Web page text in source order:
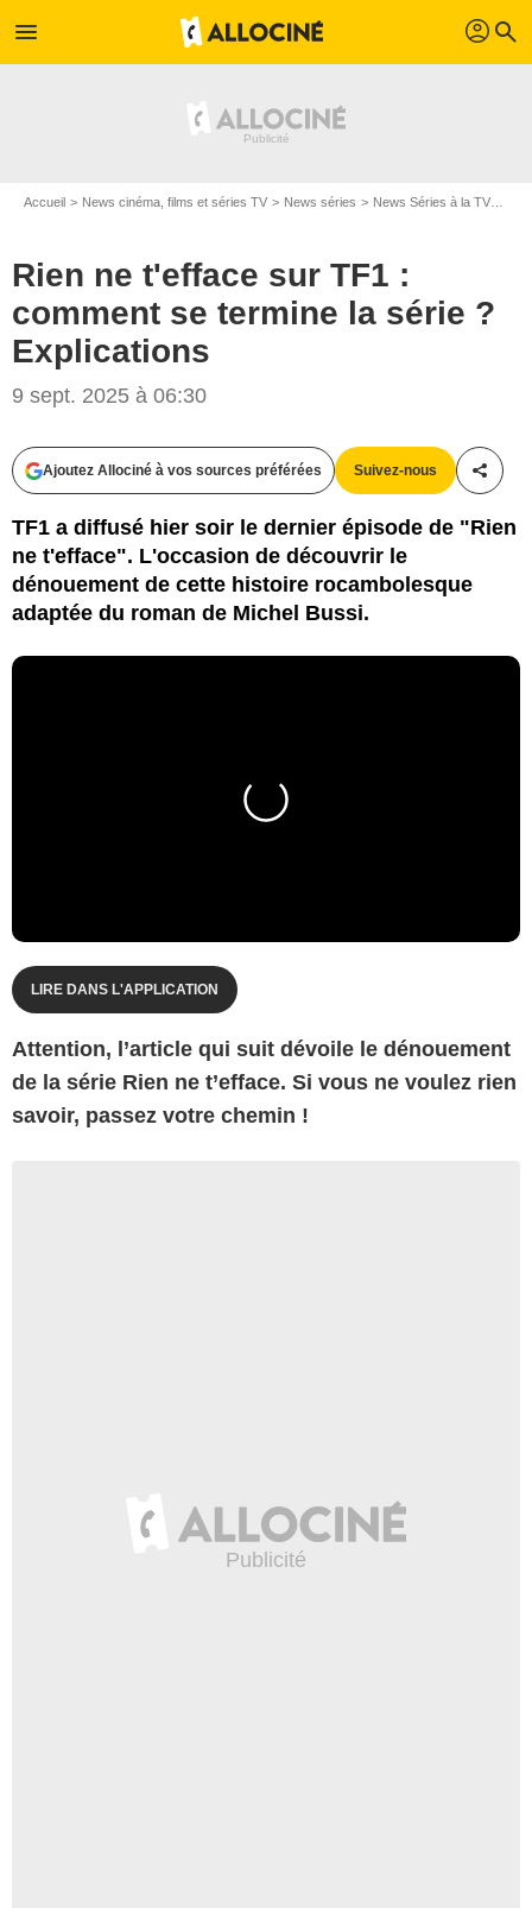
menu profil search
Accueil News cinéma, films et séries TV News séries News Séries à la TV
Rien ne t'efface sur TF1 :
comment se termine la série ?
Explications
9 sept. 2025 à 06:30
Ajoutez Allociné à vos sources préférées Suivez-nous
TF1 a diffusé hier soir le dernier épisode de "Rien
ne t'efface". L'occasion de découvrir le
dénouement de cette histoire rocambolesque
adaptée du roman de Michel Bussi.
LIRE DANS L'APPLICATION
Attention, l’article qui suit dévoile le dénouement
de la série Rien ne t’efface. Si vous ne voulez rien
savoir, passez votre chemin !